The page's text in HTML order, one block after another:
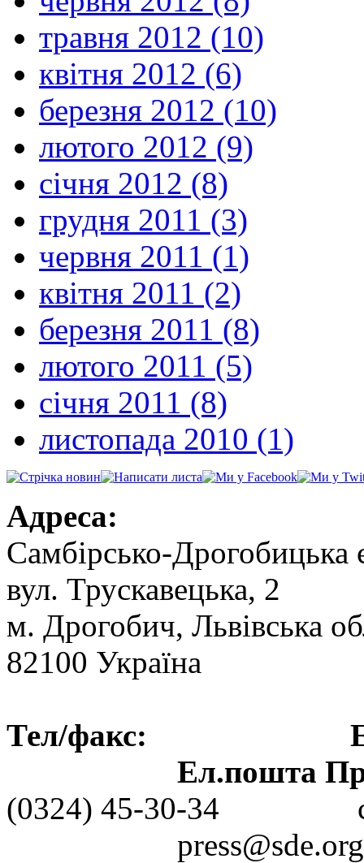
травня 2012 (10)
квітня 2012 (6)
березня 2012 (10)
лютого 2012 (9)
січня 2012 (8)
грудня 2011 (3)
червня 2011 (1)
квітня 2011 (2)
березня 2011 (8)
лютого 2011 (5)
січня 2011 (8)
листопада 2010 (1)
Адреса:
Самбірсько-Дрогобицька
вул. Трускавецька, 2
м. Дрогобич, Львівська
82100 Україна
Тел/факс:
Ел.пошта
(0324) 45-30-